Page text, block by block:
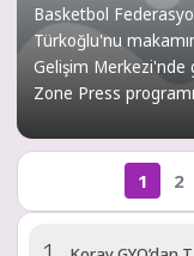
Basketbol
Türkoğlu'nu
Gelişim Merkezi'nde
Zone Press
1 2